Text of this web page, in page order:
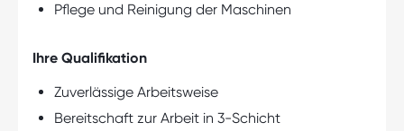
Pflege und Reinigung der Maschinen
Ihre Qualifikation
Zuverlässige Arbeitsweise
Bereitschaft zur Arbeit in 3-Schicht